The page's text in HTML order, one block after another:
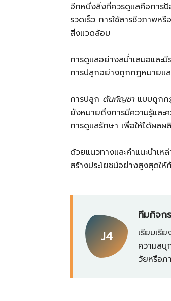
อีกหนึ่งสิ่งที่ควรดูแลคือการป้
รวดเร็ว การใช้สารชีวภาพห
สิ่งแวดล้อม
การดูแลอย่างสม่ำเสมอและ
การปลูกอย่างถูกกฎหมายแ
การปลูก ต้นกัญชาแบบถูกกฎ
ยังหมายถึงการมีความรู้และ
การดูแลรักษา เพื่อให้ได้ผล
ด้วยแนวทางและคำแนะนำเ
สร้างประโยชน์อย่างสูงสุดใ
J4
ทีมกิจก
เรียบเรี
ความส
วัยหรือภ